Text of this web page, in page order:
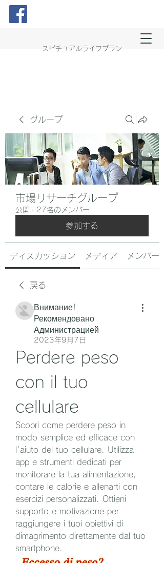
スピチュアルライフプラン
グループ
市場リサーチグループ
公開 · 27名のメンバー
参加する
ディスカッション メディア メンバー
戻る
Внимание!
Рекомендовано
Администрацией
2023年9月7日
Perdere peso
con il tuo
cellulare
Scopri come perdere peso in
modo semplice ed efficace con
l'aiuto del tuo cellulare. Utilizza
app e strumenti dedicati per
monitorare la tua alimentazione,
contare le calorie e allenarti con
esercizi personalizzati. Ottieni
supporto e motivazione per
raggiungere i tuoi obiettivi di
dimagrimento direttamente dal tuo
smartphone.